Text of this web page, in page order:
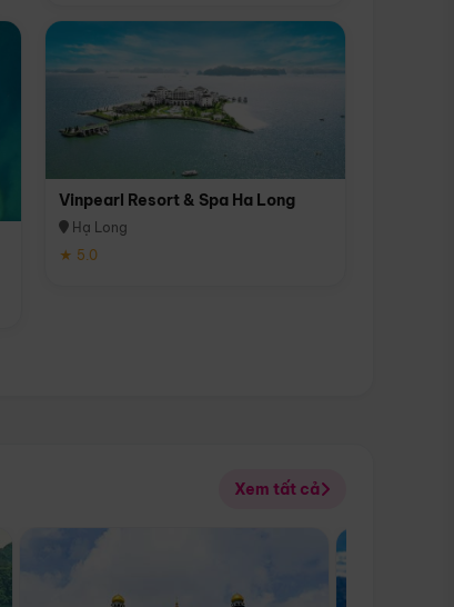
Vinpearl Resort & Spa Ha Long
Hạ Long
★ 5.0
Xem tất cả